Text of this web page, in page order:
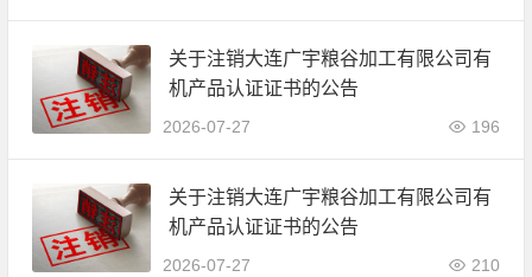
关于注销大连广宇粮谷加工有限公司有
机产品认证证书的公告
2026-07-27 196
关于注销大连广宇粮谷加工有限公司有
机产品认证证书的公告
2026-07-27 210